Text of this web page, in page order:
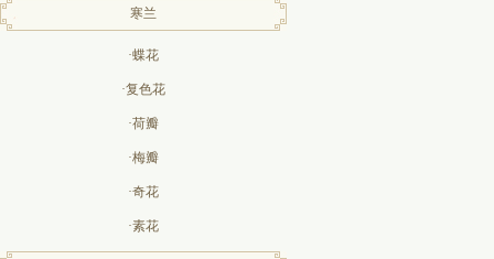
寒兰
·蝶花
·复色花
·荷瓣
·梅瓣
·奇花
·素花